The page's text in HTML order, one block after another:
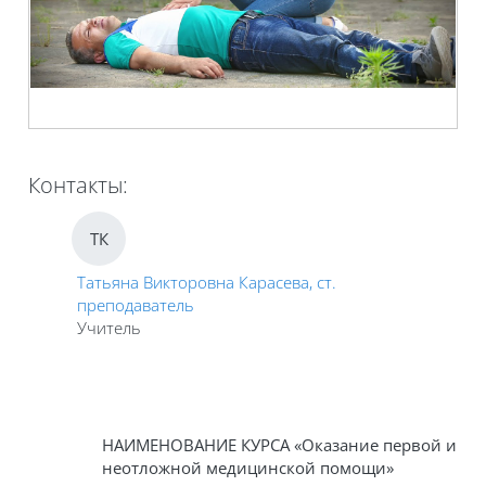
Контакты:
ТК
Татьяна Викторовна Карасева, ст.
преподаватель
Учитель
НАИМЕНОВАНИЕ КУРСА «Оказание первой и
неотложной медицинской помощи»